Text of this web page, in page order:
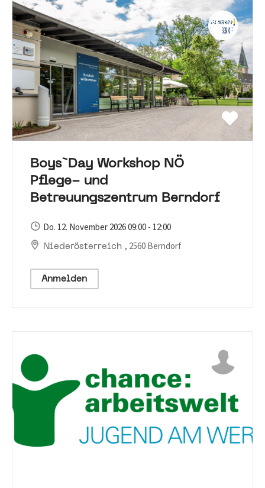
Boys`Day Workshop NÖ
Pflege- und
Betreuungszentrum Berndorf
Do. 12. November 2026 09:00 - 12:00
Niederösterreich , 2560 Berndorf
Anmelden